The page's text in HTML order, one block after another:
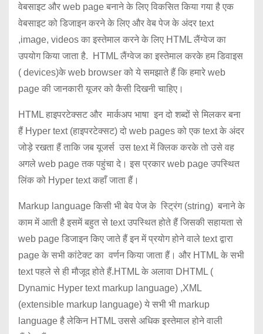
वेबसाइट और web page बनाने के लिए विकसित किया गया है एक
वेबसाइट को डिजाइन करने के लिए और वेब पेज के अंदर text
,image, videos का इस्तेमाल करने के लिए HTML लैंग्वेज का
उपयोग किया जाता है. HTML लैंग्वेज का इस्तेमाल करके हम डिवाइस
( devices)के web browser को ये समझाते हैं कि हमारे web
page की जानकारी यूजर को कैसी दिखनी चाहिए।
HTML हाइपरटेक्सट और मार्कअप भाषा इन दो शब्दों से मिलकर बना
हैं Hyper text (हाइपरटेक्सट) दो web pages को एक text के अंदर
जोड़े रखता हैं ताकि जब यूजर्स उस text में क्लिक करके तो उसे वह
अगले web page तक पहुंचा दे। इस प्रकार web page उपस्थित
लिंक को Hyper text कहाँ जाता हैं।
Markup language किसी भी बेव पेज के स्ट्रिंग (string) बनाने के
काम में आती है इसमें बहुत से text उपस्थित होते हैं जिसकी सहायता से
web page डिजाइन किए जाते हैं इन में प्रयोग होने वाले text द्वारा
page के सभी कांटेक्ट का वर्णन किया जाता हैं। और HTML के सभी
text पहले से ही मौजूद होते हैं.HTML के अलावा DHTML (
Dynamic Hyper text markup language) ,XML
(extensible markup language) ये सभी भी markup
language है लेकिन HTML उससे अधिक इस्तेमाल होने वाली